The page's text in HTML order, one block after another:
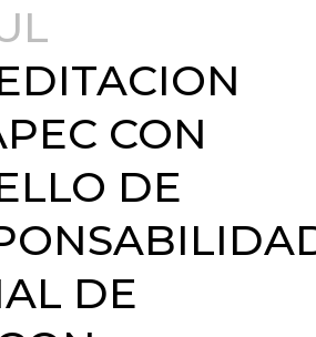
CON
DE
DE